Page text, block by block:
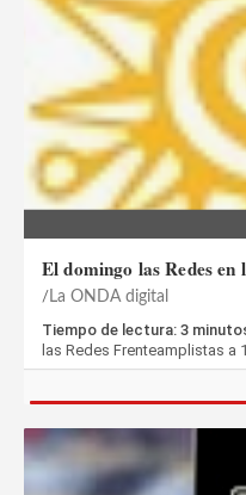
El domingo las Redes
La ONDA digital
Tiempo de lectura: 3
las Redes Frenteamplistas a